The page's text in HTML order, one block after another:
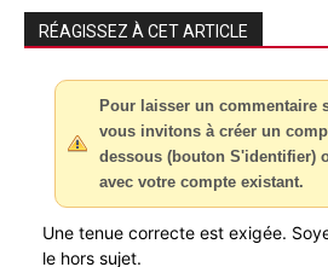
RÉAGISSEZ À CET ARTICLE
Pour laisser un commentaire
vous invitons à créer un
dessous (bouton S'identifier)
avec votre compte existant.
Une tenue correcte est exigée.
le hors sujet.